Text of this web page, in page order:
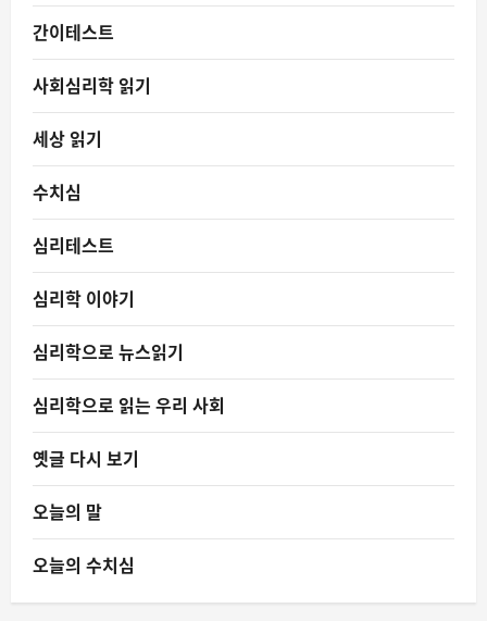
간이테스트
사회심리학 읽기
세상 읽기
수치심
심리테스트
심리학 이야기
심리학으로 뉴스읽기
심리학으로 읽는 우리 사회
옛글 다시 보기
오늘의 말
오늘의 수치심